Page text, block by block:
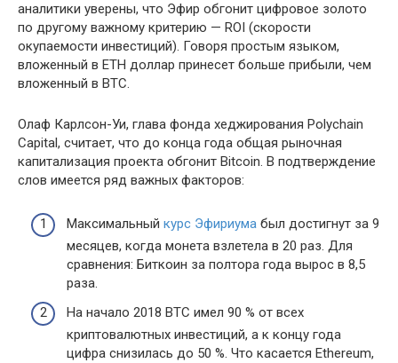
аналитики уверены, что Эфир обгонит цифровое золото
по другому важному критерию — ROI (скорости
окупаемости инвестиций). Говоря простым языком,
вложенный в ETH доллар принесет больше прибыли, чем
вложенный в BTC.
Олаф Карлсон-Уи, глава фонда хеджирования Polychain
Capital, считает, что до конца года общая рыночная
капитализация проекта обгонит Bitcoin. В подтверждение
слов имеется ряд важных факторов:
Максимальный курс Эфириума был достигнут за 9
месяцев, когда монета взлетела в 20 раз. Для
сравнения: Биткоин за полтора года вырос в 8,5
раза.
На начало 2018 BTC имел 90 % от всех
криптовалютных инвестиций, а к концу года
цифра снизилась до 50 %. Что касается Ethereum,